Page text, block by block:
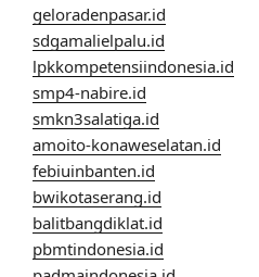
geloradenpasar.id
sdgamalielpalu.id
lpkkompetensiindonesia.id
smp4-nabire.id
smkn3salatiga.id
amoito-konaweselatan.id
febiuinbanten.id
bwikotaserang.id
balitbangdiklat.id
pbmtindonesia.id